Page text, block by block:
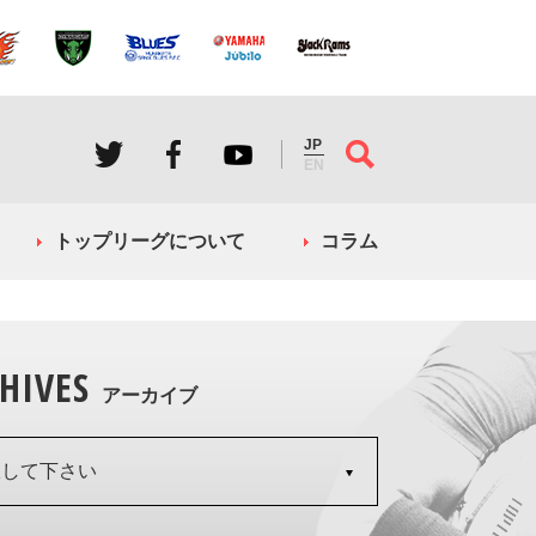
JP
EN
トップリーグについて コラム
アーカイブ
て下さい